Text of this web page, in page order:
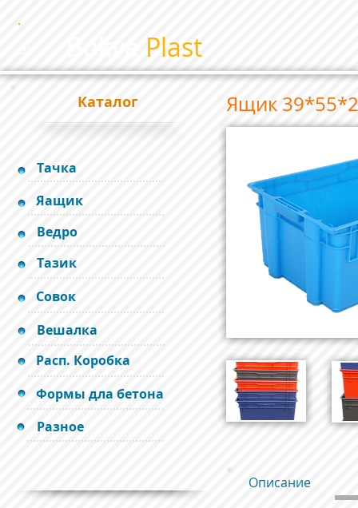
Plast
Каталог
Тачка
Яащик
Ведро
Тазик
Совок
Вешалка
Расп. Коробка
Формы дла бетона
Разное
Ящик
Описание